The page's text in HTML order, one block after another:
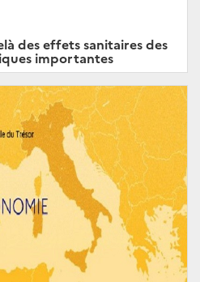
des effets sanitaires des
importantes